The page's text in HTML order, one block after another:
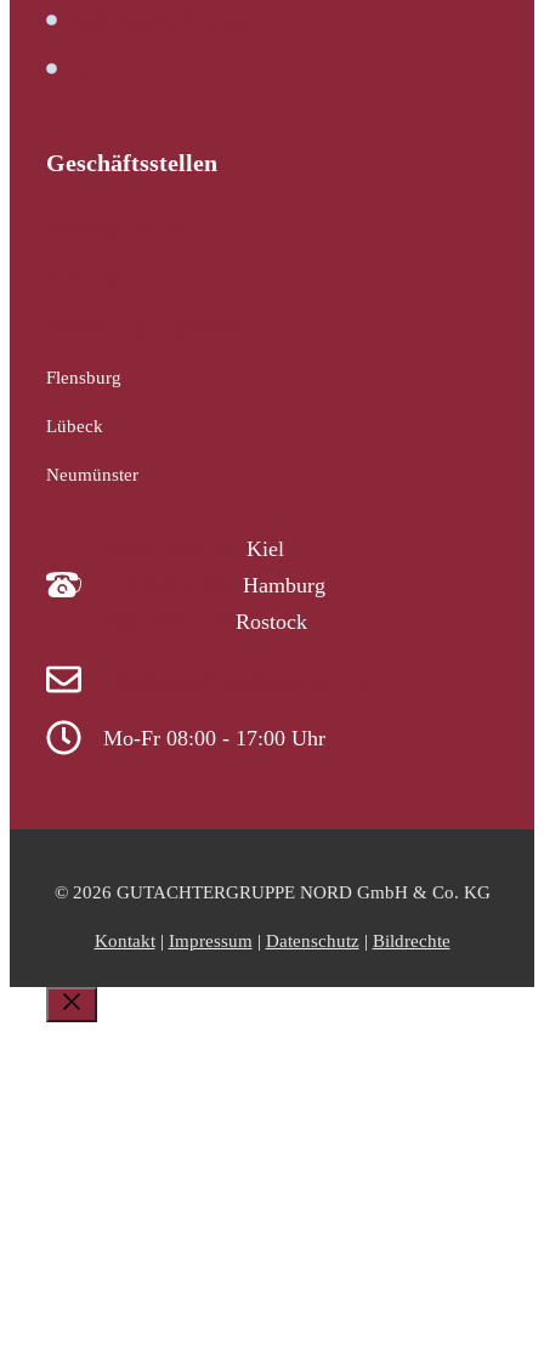
Geschäftsstellen
Flensburg
Lübeck
Neumünster
Kiel
Hamburg
Rostock
Mo-Fr 08:00 - 17:00 Uhr
© 2026 GUTACHTERGRUPPE NORD GmbH & Co. KG
Kontakt| Impressum | Datenschutz| Bildrechte
Schließen